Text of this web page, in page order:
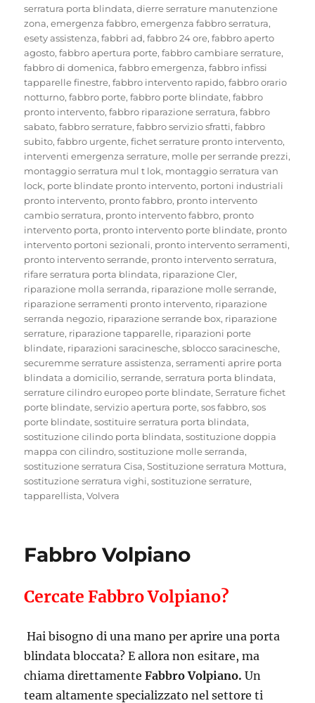
serratura porta blindata,dierre serrature manutenzione
zona,emergenza fabbro,emergenza fabbro serratura,
esety assistenza,fabbri ad,fabbro 24 ore,fabbro aperto
agosto,fabbro apertura porte,fabbro cambiare serrature,
fabbro di domenica,fabbro emergenza,fabbro infissi
tapparelle finestre,fabbro intervento rapido,fabbro orario
notturno,fabbro porte,fabbro porte blindate,fabbro
pronto intervento,fabbro riparazione serratura,fabbro
sabato,fabbro serrature,fabbro servizio sfratti,fabbro
subito,fabbro urgente,fichet serrature pronto intervento,
interventi emergenza serrature, molle per serrande prezzi,
montaggio serratura mul t lok, montaggio serratura van
lock, porte blindate pronto intervento, portoni industriali
pronto intervento, pronto fabbro, pronto intervento
cambio serratura, pronto intervento fabbro, pronto
intervento porta, pronto intervento porte blindate, pronto
intervento portoni sezionali, pronto intervento serramenti,
pronto intervento serrande, pronto intervento serratura,
rifare serratura porta blindata, riparazione Cler,
riparazione molla serranda, riparazione molle serrande,
riparazione serramenti pronto intervento, riparazione
serranda negozio, riparazione serrande box, riparazione
serrature, riparazione tapparelle, riparazioni porte
blindate, riparazioni saracinesche,sblocco saracinesche,
securemme serrature assistenza,serramenti aprire porta
blindata a domicilio,serrande,serratura porta blindata,
serrature cilindro europeo porte blindate,Serrature fichet
porte blindate,servizio apertura porte,sos fabbro,sos
porte blindate,sostituire serratura porta blindata,
sostituzione cilindo porta blindata,sostituzione doppia
mappa con cilindro,sostituzione molle serranda,
sostituzione serratura Cisa,Sostituzione serratura Mottura,
sostituzione serratura vighi,sostituzione serrature,
tapparellista,Volvera
Fabbro Volpiano
Cercate Fabbro Volpiano?
Hai bisogno di una mano per aprire una porta
blindata bloccata? E allora non esitare, ma
chiama direttamenteFabbro Volpiano.Un
team altamente specializzato nel settore ti